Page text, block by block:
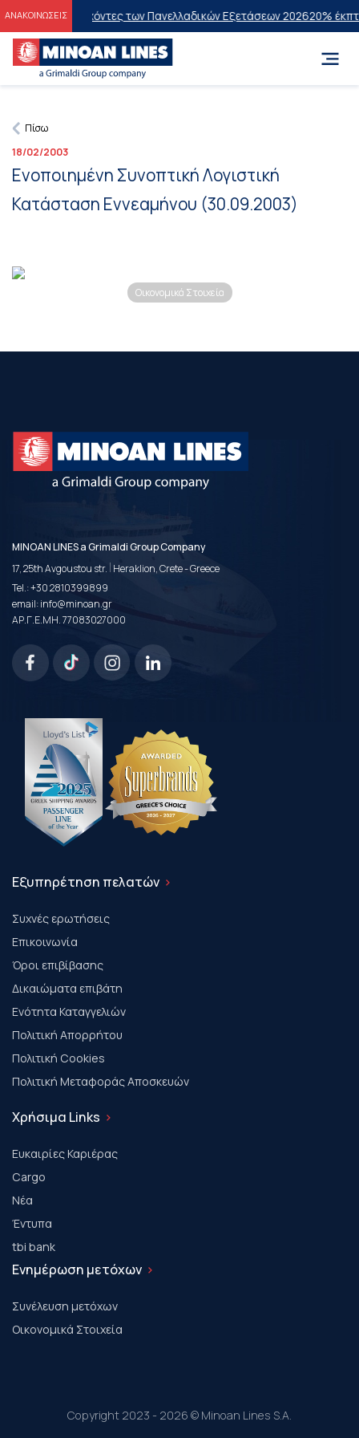
ΑΝΑΚΟΙΝΩΣΕΙΣ
στους Επιτυχόντες των Πανελλαδικών Εξετάσεων 202620%
Πίσω
18/02/2003
Ενοποιημένη Συνοπτική Λογιστική
Κατάσταση Εννεαμήνου (30.09.2003)
Οικονομικά Στοιχεία
MINOAN LINES a Grimaldi Group Company
17, 25th Avgoustou str. | Heraklion, Crete - Greece
Tel.:+30 2810399899
email:info@minoan.gr
ΑΡ.Γ.Ε.ΜΗ. 77083027000
Εξυπηρέτηση πελατών
Συχνές ερωτήσεις
Επικοινωνία
Όροι επιβίβασης
Δικαιώματα επιβάτη
Ενότητα Καταγγελιών
Πολιτική Απορρήτου
Πολιτική Cookies
Πολιτική Μεταφοράς Αποσκευών
Χρήσιμα Links
Ευκαιρίες Καριέρας
Cargo
Νέα
Έντυπα
tbi bank
Ενημέρωση μετόχων
Συνέλευση μετόχων
Οικονομικά Στοιχεία
Copyright 2023 - 2026 © Minoan Lines S.A.